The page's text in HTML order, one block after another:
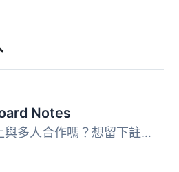
Notes
在一個網站上與多人合作嗎？想留下註解嗎？使用 WP Dashboard...